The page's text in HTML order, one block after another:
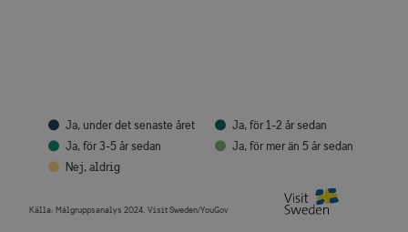
Ja, under det senaste året
Ja, för 1-2 år sedan
Ja, för 3-5 år sedan
Ja, för mer än 5 år sedan
Nej, aldrig
Källa:Målgruppsanalys 2024. Visit Sweden/YouGov